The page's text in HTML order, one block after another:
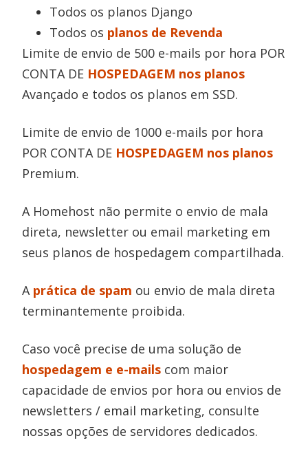
Todos os planos Django
Todos os planos de Revenda
Limite de envio de 500 e-mails por hora POR
CONTA DE HOSPEDAGEM nos planos
Avançado e todos os planos em SSD.
Limite de envio de 1000 e-mails por hora
POR CONTA DE HOSPEDAGEM nos planos
Premium.
A Homehost não permite o envio de mala
direta, newsletter ou email marketing em
seus planos de hospedagem compartilhada.
A prática de spam ou envio de mala direta
terminantemente proibida.
Caso você precise de uma solução de
hospedagem e e-mails com maior
capacidade de envios por hora ou envios de
newsletters / email marketing, consulte
nossas opções de servidores dedicados.